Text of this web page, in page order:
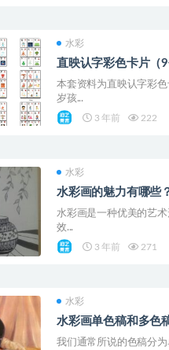
水彩
直映认字彩色卡片（9
本套资料为直映认字彩
岁孩...
3 年前 222
水彩
水彩画的魅力有哪些
水彩画是一种优美的艺
效...
3 年前 271
水彩
水彩画单色稿和多色
我们通常所说的色稿分